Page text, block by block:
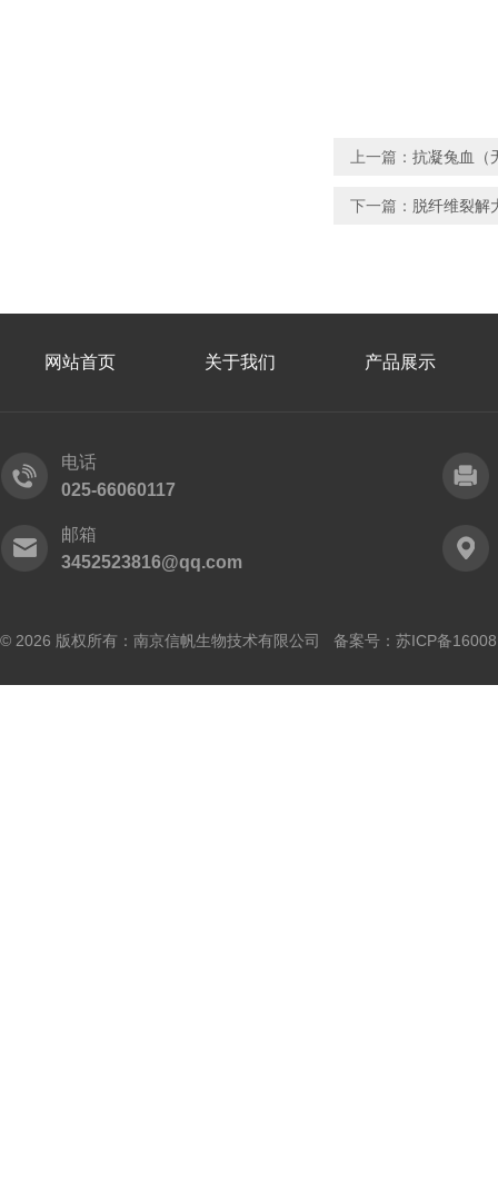
上一篇： 抗凝兔血（
下一篇： 脱纤维裂解
网站首页 关于我们 产品展示
电话
025-66060117
邮箱
3452523816@qq.com
© 2026 版权所有：南京信帆生物技术有限公司 备案号： 苏ICP备